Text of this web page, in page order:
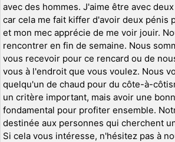
avec des hommes. J'aime être avec
car cela me fait kiffer d'avoir deux pénis
et mon mec apprécie de me voir jouir.
rencontrer en fin de semaine. Nous
vous recevoir pour ce rencard ou de
vous à l'endroit que vous voulez. Nous
quelqu'un de chaud pour du côte-à-
un critère important, mais avoir une
fondamental pour profiter ensemble.
destinée aux personnes qui cherchent
Si cela vous intéresse, n'hésitez pas à